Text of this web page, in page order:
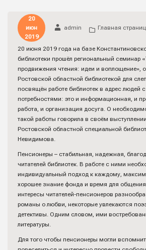
20
июн
2019
admin Главная
20 июня 2019 года на базе
библиотеки прошёл региональный семинар
продвижения чтения: идеи и воплощение»,
Ростовской областной библиотекой для
посвящён работе библиотек в адрес людей
потребностями: это и информационная, и
работа, и организация досуга. О
такой работы говорила в своём
Ростовской областной специальной
Невидимова.
Пенсионеры – стабильная, надежная,
читателей библиотек. В работе с ними
индивидуальный подход к каждому,
хорошее знание фонда и время для
интересы читателей-пенсионеров
романы о любви, некоторые увлекаются
детективы. Одним словом, ими
литературы.
Для того чтобы пенсионеры могли